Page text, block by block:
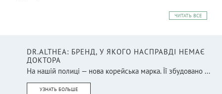
ЧИТАТЬ ВСЕ
DR.ALTHEA: БРЕНД, У ЯКОГО НАСПРАВДІ НЕМАЄ
ДОКТОРА
На нашій полиці — нова корейська марка. Її збудовано ...
УЗНАТЬ БОЛЬШЕ